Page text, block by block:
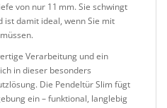
von nur 11 mm. Sie schwingt
ist damit ideal, wenn Sie mit
Verarbeitung und ein
in dieser besonders
Die Pendeltür Slim fügt
ein – funktional, langlebig